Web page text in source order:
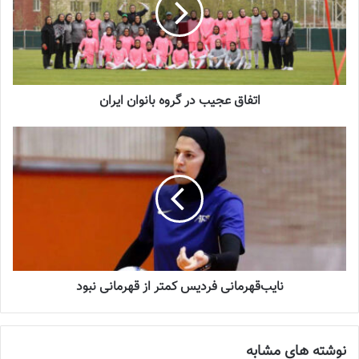
تازه‌ترین خبرها از درمان ۲ ملی‌پوش فوتبال
زنان
2023-12-24
دعوت آزمون از 30 بازیکن به اردوی تیم ملی
2023-03-21
آینده درخشانی در انتظار فوتبال بانوان است
2022-12-10
او توضیحاتی در مورد وضعیت داوران زن داد و بیان کرد: سه کوبل داوری
حال هماهنگی هستیم. در فوتسال وضعیتمان خوب است و شرایط بسیار
اتفاق عجیب در گروه بانوان ایران
نایب‌قهرمانی فردیس کمتر از قهرمانی نبود
نوشته های مشابه